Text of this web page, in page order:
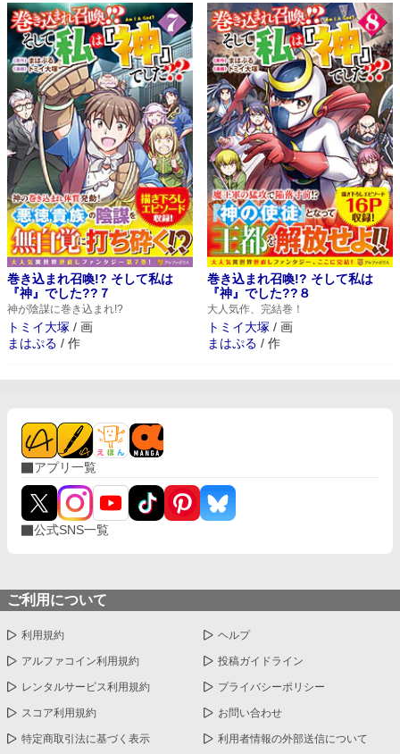
神が陰謀に巻き込まれ!?
巻き込まれ召喚!? そして私は
『神』でした??７
トミイ大塚 / 画
まはぷる / 作
大人気作、完結巻！
巻き込まれ召喚!? そして私は
『神』でした??８
トミイ大塚 / 画
まはぷる / 作
アプリ一覧
公式SNS一覧
ご利用について
利用規約 ヘルプ
アルファコイン利用規約 投稿ガイドライン
レンタルサービス利用規約 プライバシーポリシー
スコア利用規約 お問い合わせ
特定商取引法に基づく表示 利用者情報の外部送信について